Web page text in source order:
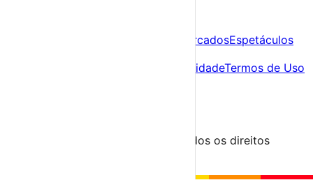
Feiras e MercadosEspetáculos
Política de PrivacidadeTermos de Uso
© 2023-2026 aondevamos.pt — Todos os direitos